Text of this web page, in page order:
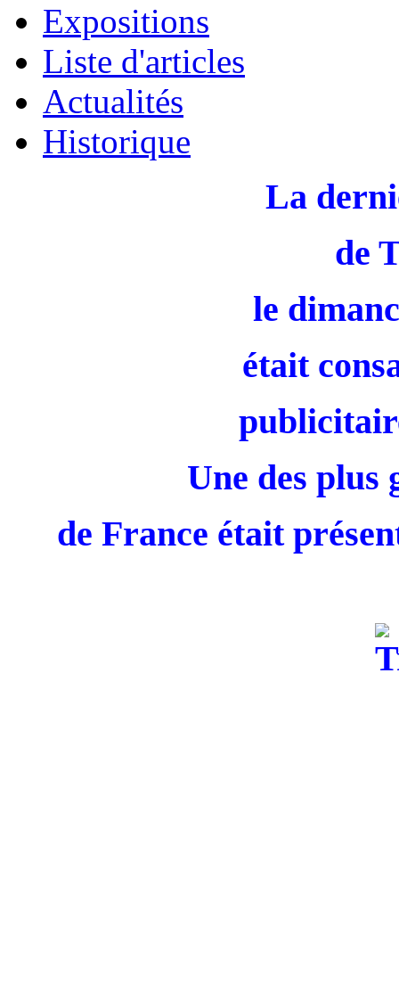
Expositions
Liste d'articles
Actualités
Historique
La
de
le
était
Une des plus
de France était